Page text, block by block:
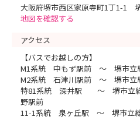
大阪府堺市西区家原寺町1丁1-1
地図を確認する
アクセス
【バスでお越しの方】
M1系統 中もず駅前 ～ 堺市立
M2系統 石津川駅前 ～ 堺市立
特81系統 深井駅 ～ 堺市立
野駅前
11-1系統 泉ヶ丘駅 ～ 堺市立